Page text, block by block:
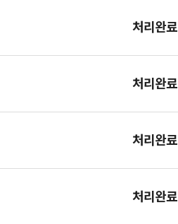
처리완료
처리완료
처리완료
처리완료